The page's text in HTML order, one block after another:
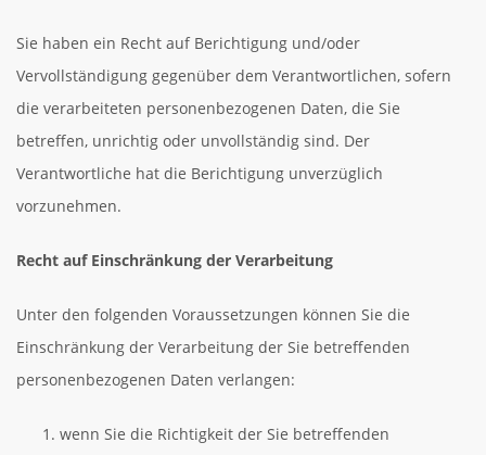
Sie haben ein Recht auf Berichtigung und/oder
Vervollständigung gegenüber dem Verantwortlichen, sofern
die verarbeiteten personenbezogenen Daten, die Sie
betreffen, unrichtig oder unvollständig sind. Der
Verantwortliche hat die Berichtigung unverzüglich
vorzunehmen.
Recht auf Einschränkung der Verarbeitung
Unter den folgenden Voraussetzungen können Sie die
Einschränkung der Verarbeitung der Sie betreffenden
personenbezogenen Daten verlangen:
wenn Sie die Richtigkeit der Sie betreffenden